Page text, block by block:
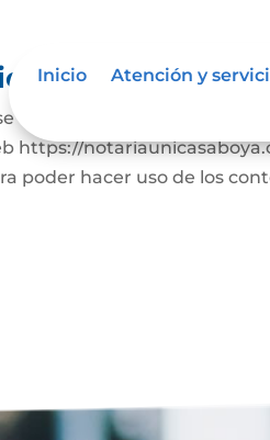
Inicio Atención y
establecen los términos y
https://
poder hacer uso de los